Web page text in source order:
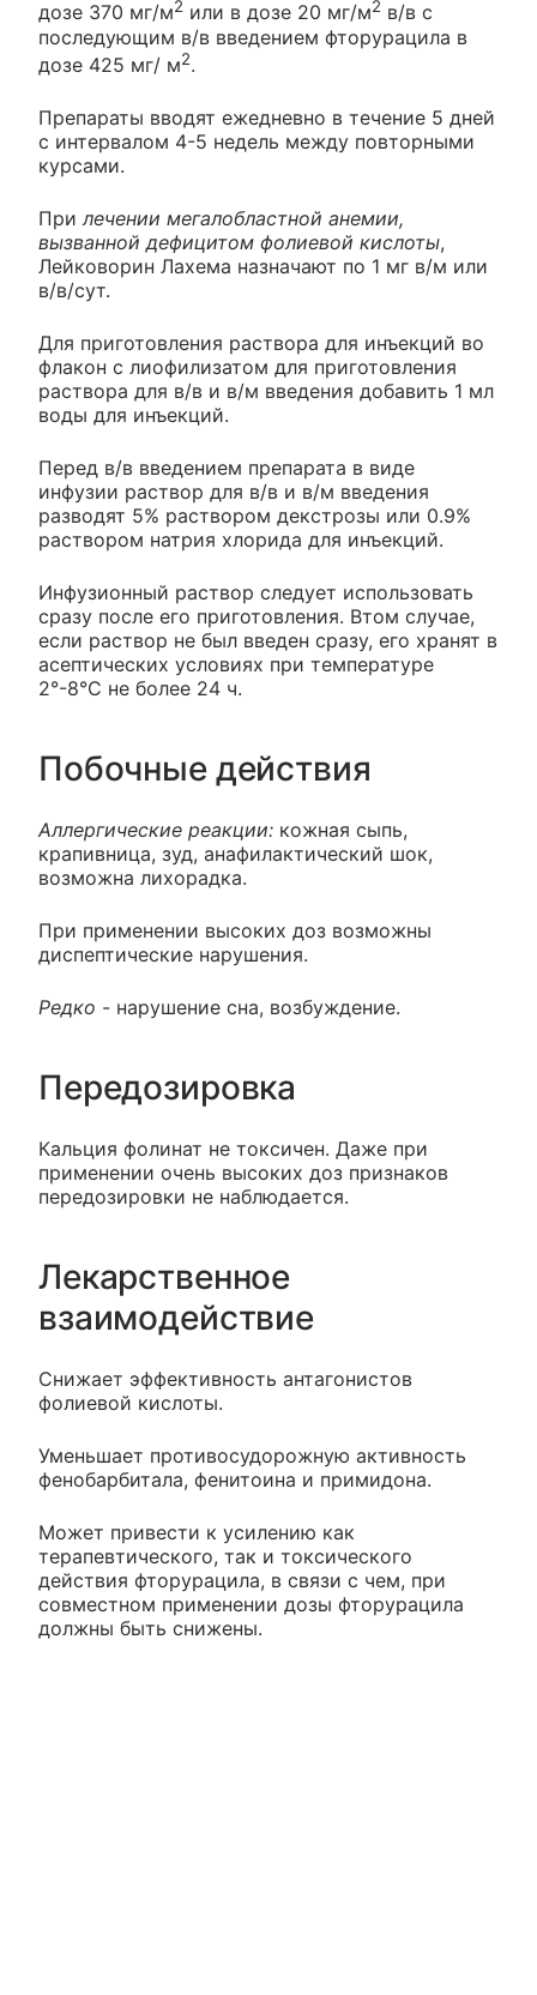
дозе 370 мг/м2 или в дозе 20 мг/м2 в/в с
последующим в/в введением фторурацила в
дозе 425 мг/ м2.
Препараты вводят ежедневно в течение 5 дней
с интервалом 4-5 недель между повторными
курсами.
Прилечении мегалобластной анемии,
вызванной дефицитом фолиевой кислоты,
Лейковорин Лахема назначают по 1 мг в/м или
в/в/сут.
Для приготовления раствора для инъекций во
флакон с лиофилизатом для приготовления
раствора для в/в и в/м введения добавить 1 мл
воды для инъекций.
Перед в/в введением препарата в виде
инфузии раствор для в/в и в/м введения
разводят 5% раствором декстрозы или 0.9%
раствором натрия хлорида для инъекций.
Инфузионный раствор следует использовать
сразу после его приготовления. Втом случае,
если раствор не был введен сразу, его хранят в
асептических условиях при температуре
2°-8°С не более 24 ч.
Побочные действия
Аллергические реакции: кожная сыпь,
крапивница, зуд, анафилактический шок,
возможна лихорадка.
При применении высоких доз возможны
диспептические нарушения.
Редко - нарушение сна, возбуждение.
Передозировка
Кальция фолинат не токсичен. Даже при
применении очень высоких доз признаков
передозировки не наблюдается.
Лекарственное
взаимодействие
Снижает эффективность антагонистов
фолиевой кислоты.
Уменьшает противосудорожную активность
фенобарбитала, фенитоина и примидона.
Может привести к усилению как
терапевтического, так и токсического
действия фторурацила, в связи с чем, при
совместном применении дозы фторурацила
должны быть снижены.